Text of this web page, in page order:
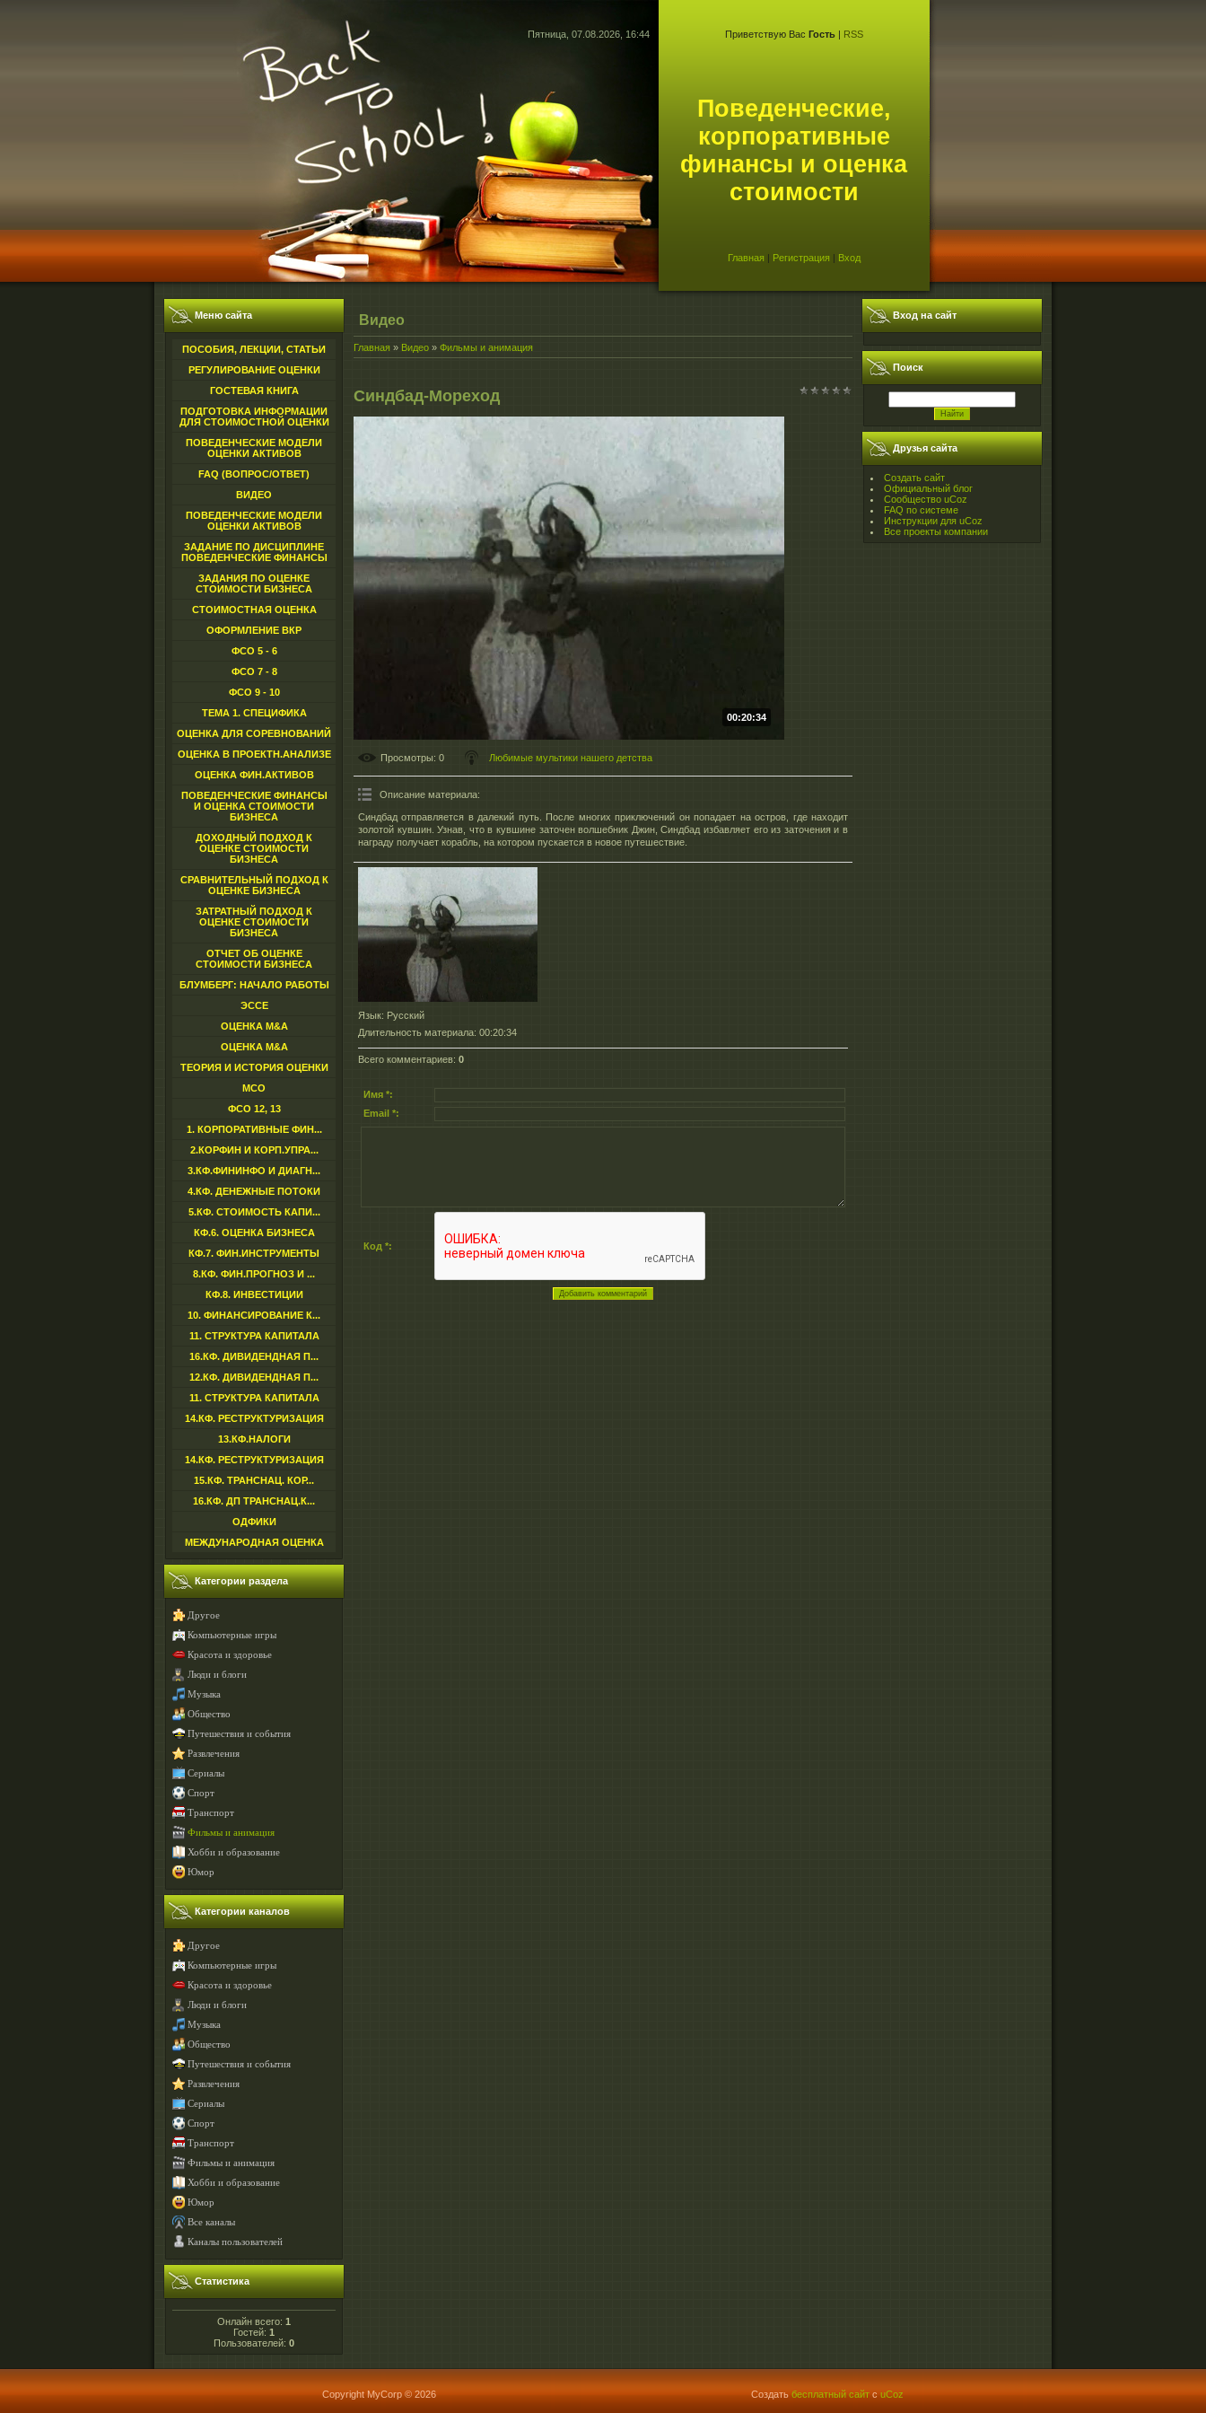
Пятница, 07.08.2026, 16:44 Приветствую Вас Гость| RSS
Поведенческие,
корпоративные
финансы и оценка
стоимости
Главная | Регистрация | Вход
Меню сайта
ПОСОБИЯ, ЛЕКЦИИ, СТАТЬИ
РЕГУЛИРОВАНИЕ ОЦЕНКИ
ГОСТЕВАЯ КНИГА
ПОДГОТОВКА ИНФОРМАЦИИ
ДЛЯ СТОИМОСТНОЙ ОЦЕНКИ
ПОВЕДЕНЧЕСКИЕ МОДЕЛИ
ОЦЕНКИ АКТИВОВ
FAQ (ВОПРОС/ОТВЕТ)
ВИДЕО
ПОВЕДЕНЧЕСКИЕ МОДЕЛИ
ОЦЕНКИ АКТИВОВ
ЗАДАНИЕ ПО ДИСЦИПЛИНЕ
ПОВЕДЕНЧЕСКИЕ ФИНАНСЫ
ЗАДАНИЯ ПО ОЦЕНКЕ
СТОИМОСТИ БИЗНЕСА
СТОИМОСТНАЯ ОЦЕНКА
ОФОРМЛЕНИЕ ВКР
ФСО 5 - 6
ФСО 7 - 8
ФСО 9 - 10
ТЕМА 1. СПЕЦИФИКА
ОЦЕНКА ДЛЯ СОРЕВНОВАНИЙ
ОЦЕНКА В ПРОЕКТН.АНАЛИЗЕ
ОЦЕНКА ФИН.АКТИВОВ
ПОВЕДЕНЧЕСКИЕ ФИНАНСЫ
И ОЦЕНКА СТОИМОСТИ
БИЗНЕСА
ДОХОДНЫЙ ПОДХОД К
ОЦЕНКЕ СТОИМОСТИ
БИЗНЕСА
СРАВНИТЕЛЬНЫЙ ПОДХОД К
ОЦЕНКЕ БИЗНЕСА
ЗАТРАТНЫЙ ПОДХОД К
ОЦЕНКЕ СТОИМОСТИ
БИЗНЕСА
ОТЧЕТ ОБ ОЦЕНКЕ
СТОИМОСТИ БИЗНЕСА
БЛУМБЕРГ: НАЧАЛО РАБОТЫ
ЭССЕ
ОЦЕНКА M&A
ОЦЕНКА M&A
ТЕОРИЯ И ИСТОРИЯ ОЦЕНКИ
МСО
ФСО 12, 13
1. КОРПОРАТИВНЫЕ ФИН...
2.КОРФИН И КОРП.УПРА...
3.КФ.ФИНИНФО И ДИАГН...
4.КФ. ДЕНЕЖНЫЕ ПОТОКИ
5.КФ. СТОИМОСТЬ КАПИ...
КФ.6. ОЦЕНКА БИЗНЕСА
КФ.7. ФИН.ИНСТРУМЕНТЫ
8.КФ. ФИН.ПРОГНОЗ И ...
КФ.8. ИНВЕСТИЦИИ
10. ФИНАНСИРОВАНИЕ К...
11. СТРУКТУРА КАПИТАЛА
16.КФ. ДИВИДЕНДНАЯ П...
12.КФ. ДИВИДЕНДНАЯ П...
11. СТРУКТУРА КАПИТАЛА
14.КФ. РЕСТРУКТУРИЗАЦИЯ
13.КФ.НАЛОГИ
14.КФ. РЕСТРУКТУРИЗАЦИЯ
15.КФ. ТРАНСНАЦ. КОР...
16.КФ. ДП ТРАНСНАЦ.К...
ОДФИКИ
МЕЖДУНАРОДНАЯ ОЦЕНКА
Категории раздела
Другое
Компьютерные игры
Красота и здоровье
Люди и блоги
Музыка
Общество
Путешествия и события
Развлечения
Сериалы
Спорт
Транспорт
Фильмы и анимация
Хобби и образование
Юмор
Категории каналов
Другое
Компьютерные игры
Красота и здоровье
Люди и блоги
Музыка
Общество
Путешествия и события
Развлечения
Сериалы
Спорт
Транспорт
Фильмы и анимация
Хобби и образование
Юмор
Все каналы
Каналы пользователей
Статистика
Онлайн всего: 1
Гостей: 1
Пользователей: 0
Видео
Главная » Видео » Фильмы и анимация
Синдбад-Мореход
00:20:34
Просмотры: 0 Любимые мультики нашего детства
Описание материала:
Синдбад отправляется в далекий путь. После многих приключений он попадает на остров, где находит
золотой кувшин. Узнав, что в кувшине заточен волшебник Джин, Синдбад избавляет его из заточения и в
награду получает корабль, на котором пускается в новое путешествие.
Язык: Русский
Длительность материала: 00:20:34
Всего комментариев: 0
Имя *:
Email *:
Код *:
Вход на сайт
Поиск
Друзья сайта
Создать сайт
Официальный блог
Сообщество uCoz
FAQ по системе
Инструкции для uCoz
Все проекты компании
Copyright MyCorp © 2026 Создать бесплатный сайт с uCoz